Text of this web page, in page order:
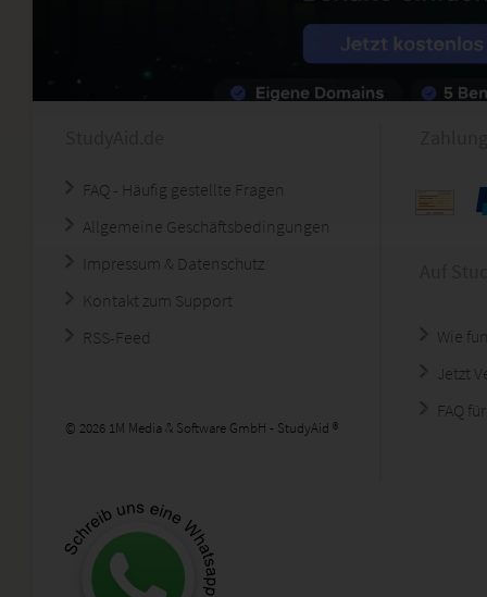
FAQ - Häufig gestellte Fragen
Allgemeine Geschäftsbedingungen
Impressum & Datenschutz
Kontakt zum Support
RSS-Feed
© 2026 1M Media & Software GmbH - StudyAid ®
Wie
Jetzt
FAQ